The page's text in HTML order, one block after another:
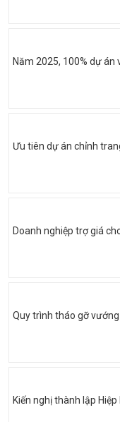
Năm 2025, 100% dự án
Ưu tiên dự án chỉnh
Doanh nghiệp trợ giá
Quy trình tháo gỡ
Kiến nghị thành lập